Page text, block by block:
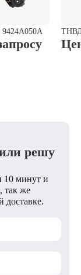
ТНВД
решу
10 минут и
так же
доставке.